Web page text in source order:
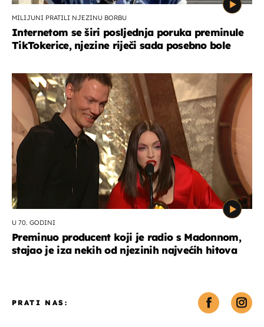
MILIJUNI PRATILI NJEZINU BORBU
Internetom se širi posljednja poruka preminule
TikTokerice, njezine riječi sada posebno bole
U 70. GODINI
Preminuo producent koji je radio s Madonnom,
stajao je iza nekih od njezinih najvećih hitova
PRATI NAS: